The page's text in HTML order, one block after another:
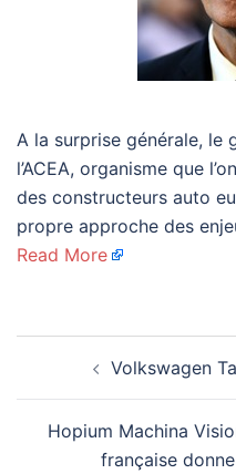
A la surprise générale, le
l’ACEA, organisme que
des constructeurs auto
propre approche des
Read More
d’articleVolkswagen
Hopium Machina
française